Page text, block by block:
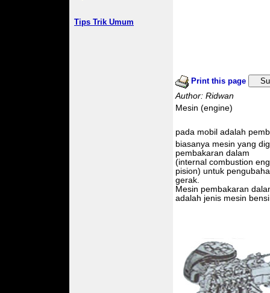
Tips Trik Umum
Print this page
Author: Ridwan
Mesin (engine)
pada mobil adalah
biasanya mesin yang
pembakaran dalam
(internal combustion
pision) untuk
gerak.
Mesin pembakaran
adalah jenis mesin